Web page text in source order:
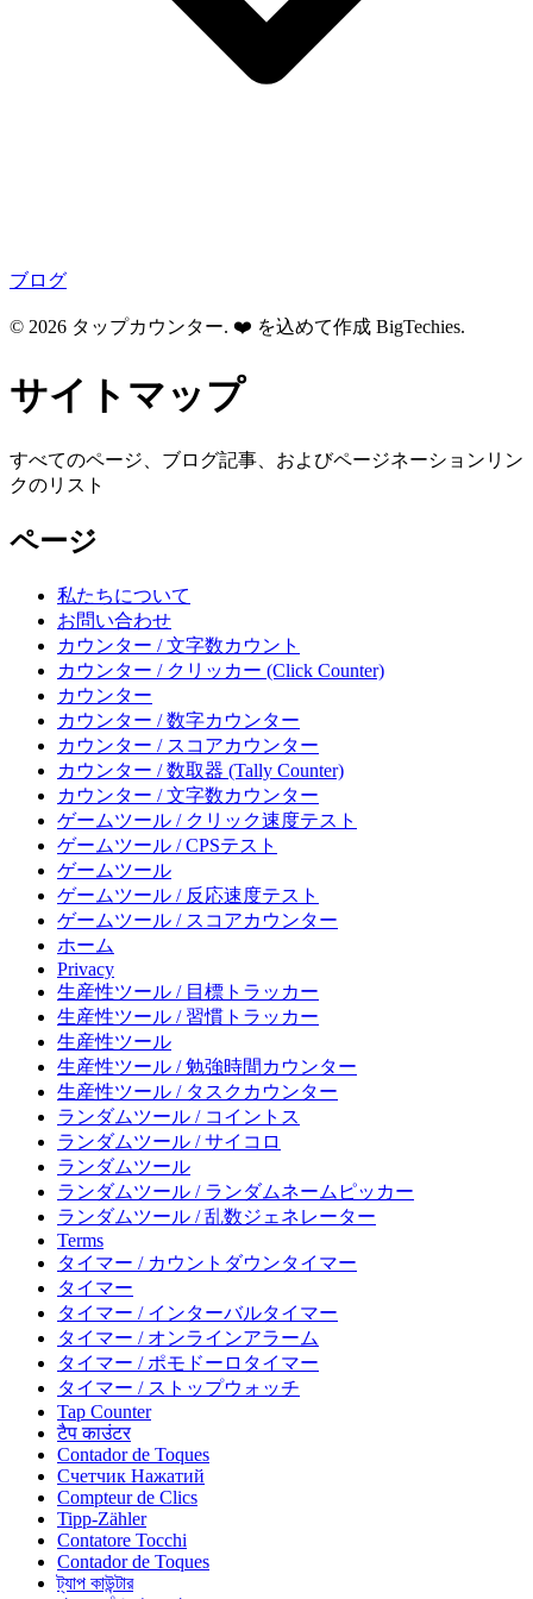
ブログ
© 2026 タップカウンター. ❤️ を込めて作成 BigTechies.
サイトマップ
すべてのページ、ブログ記事、およびページネーションリン
クのリスト
ページ
私たちについて
お問い合わせ
カウンター / 文字数カウント
カウンター / クリッカー (Click Counter)
カウンター
カウンター / 数字カウンター
カウンター / スコアカウンター
カウンター / 数取器 (Tally Counter)
カウンター / 文字数カウンター
ゲームツール / クリック速度テスト
ゲームツール / CPSテスト
ゲームツール
ゲームツール / 反応速度テスト
ゲームツール / スコアカウンター
ホーム
Privacy
生産性ツール / 目標トラッカー
生産性ツール / 習慣トラッカー
生産性ツール
生産性ツール / 勉強時間カウンター
生産性ツール / タスクカウンター
ランダムツール / コイントス
ランダムツール / サイコロ
ランダムツール
ランダムツール / ランダムネームピッカー
ランダムツール / 乱数ジェネレーター
Terms
タイマー / カウントダウンタイマー
タイマー
タイマー / インターバルタイマー
タイマー / オンラインアラーム
タイマー / ポモドーロタイマー
タイマー / ストップウォッチ
Tap Counter
टैप काउंटर
Contador de Toques
Счетчик Нажатий
Compteur de Clics
Tipp-Zähler
Contatore Tocchi
Contador de Toques
ট্যাপ কাউন্টার